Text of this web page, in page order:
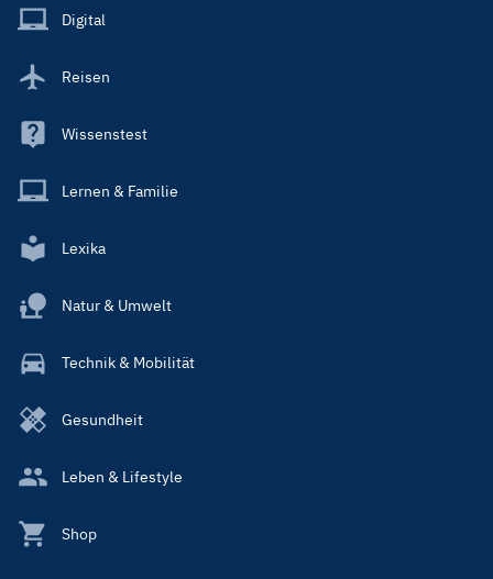
Main
Digital
Reisen
Wissenstest
Lernen & Familie
Lexika
Natur & Umwelt
Technik & Mobilität
Gesundheit
Leben & Lifestyle
Shop